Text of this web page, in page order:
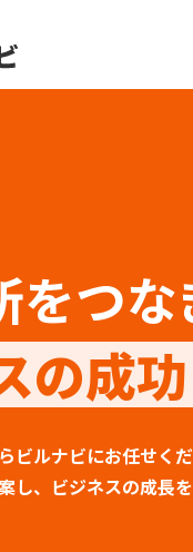
をつな
の成功
ビルナビにお任せく
し、ビジネスの成長